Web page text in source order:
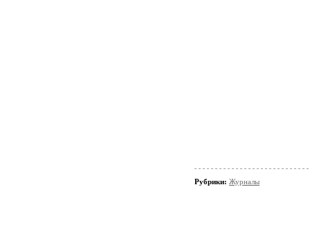
Рубрики: Журналы